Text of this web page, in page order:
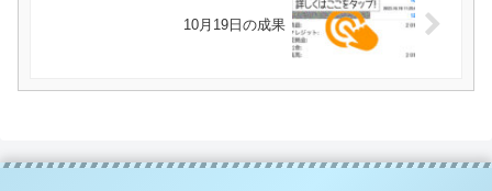
10月19日の成果